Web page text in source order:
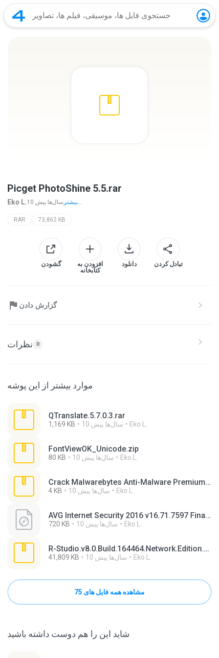
Picget PhotoShine 5.5.rar
Eko L. 10 سال‌ها پیش بیشتر...
RAR 73,862 KB
گشودن
افزودن به
کتابخانه
دانلود تبادل کردن
گزارش دادن
نظرات 0
موارد بیشتر از این پوشه
QTranslate.5.7.0.3.rar
1,169 KB 10 سال‌ها پیش Eko L.
FontViewOK_Unicode.zip
80 KB 10 سال‌ها پیش Eko L.
Crack Malwarebytes Anti-Malware Premium 2.2.zip
4 KB 10 سال‌ها پیش Eko L.
AVG Internet Security 2016 v16.71.7597 Final Full Serial.iso
720 KB 10 سال‌ها پیش Eko L.
R-Studio.v8.0.Build.164464.Network.Edition.rar
41,809 KB 10 سال‌ها پیش Eko L.
مشاهده همه فایل های 75
شاید این را هم دوست داشته باشید